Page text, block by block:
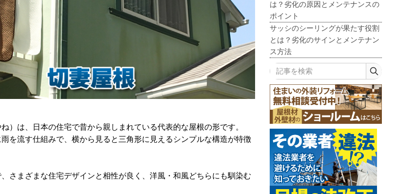
）は、日本の住宅で昔から親しまれている代表的な屋根の形です。
を流す仕組みで、横から見ると三角形に見えるシンプルな構造が特徴
さまざまな住宅デザインと相性が良く、洋風・和風どちらにも馴染む
は？劣化の原因とメンテナンスの
ポイント
サッシのシーリングが果たす役割
とは？劣化のサインとメンテナン
ス方法
記事を検索